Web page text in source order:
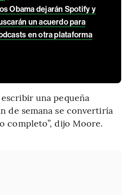
Obama dejarán Spotify y
un acuerdo para
en otra plataforma
una pequeña
de semana se convertiría
completo”, dijo Moore.